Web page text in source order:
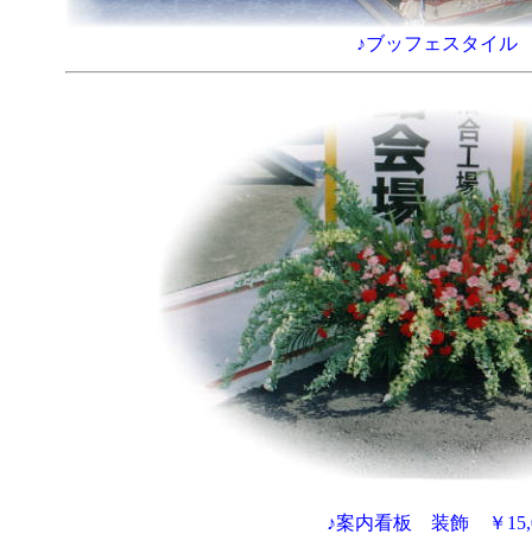
♪ブッフェスタイ
♪案内看板 装飾 ￥